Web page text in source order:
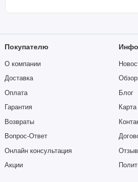
Покупателю
О компании
Доставка
Оплата
Гарантия
Возвраты
Вопрос-Ответ
Онлайн консультация
Акции
Блог